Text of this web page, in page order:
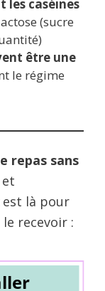
les caséines
(sucre
être une
le régime
repas sans
là pour
recevoir :